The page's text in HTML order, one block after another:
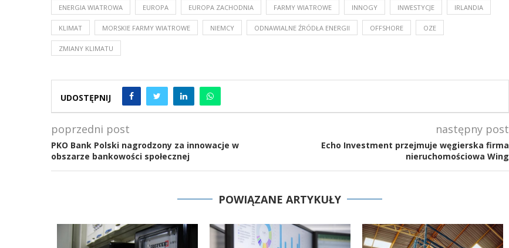
ENERGIA WIATROWA EUROPA EUROPA ZACHODNIA FARMY WIATROWE INNOGY INWESTYCJE IRLANDIA
KLIMAT MORSKIE FARMY WIATROWE NIEMCY ODNAWIALNE ŹRÓDŁA ENERGII OFFSHORE OZE
ZMIANY KLIMATU
UDOSTĘPNIJ
poprzedni post
PKO Bank Polski nagrodzony za innowacje w
obszarze bankowości społecznej
następny post
Echo Investment przejmuje węgierska firma
nieruchomościowa Wing
POWIĄZANE ARTYKUŁY